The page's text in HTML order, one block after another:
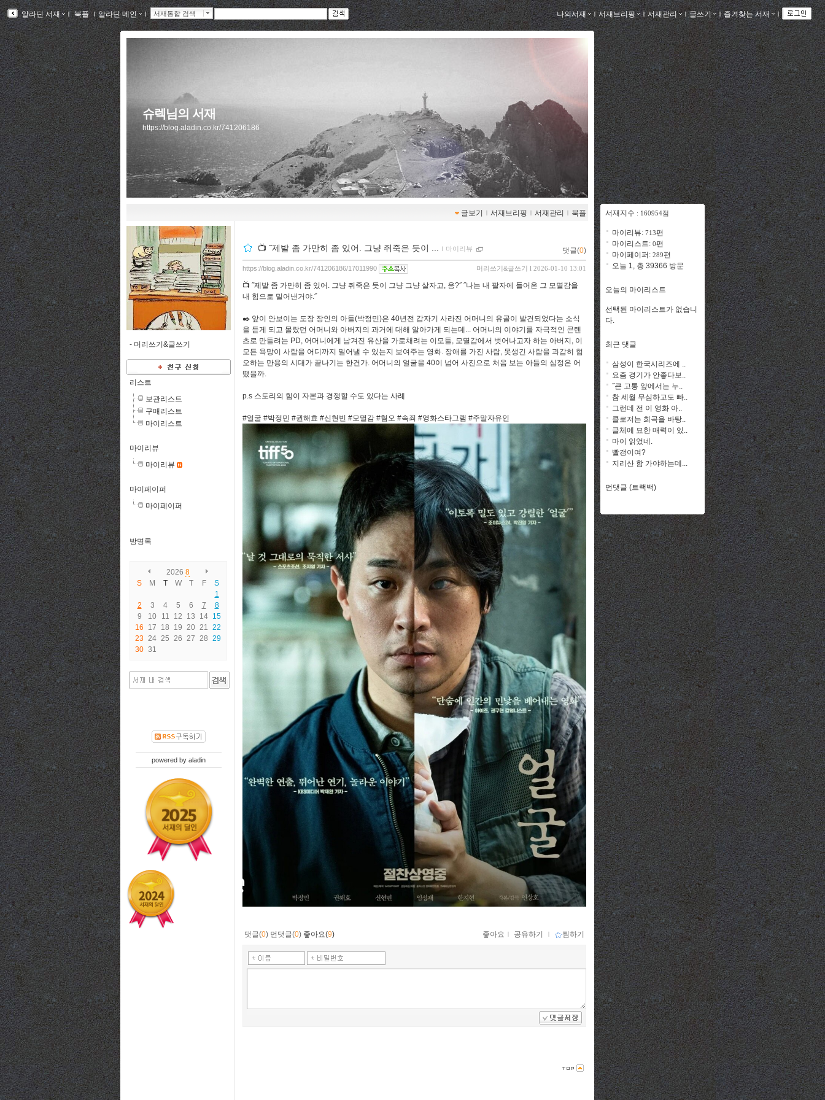
알라딘 서재 ｌ북플ｌ알라딘 메인 ｌ 서재통합 검색 나의서재 ｌ서재브리핑 ｌ서재관리 ｌ글쓰기 ｌ즐겨찾는 서재 ｌ
슈렉님의 서재
https://blog.aladin.co.kr/741206186
글보기 ｌ 서재브리핑 ｌ 서재관리 ｌ 북플
- 머리쓰기&글쓰기
리스트
보관리스트
구매리스트
마이리스트
마이리뷰
마이리뷰
마이페이퍼
마이페이퍼
방명록
2026 8
S
M T W T F
S
1
2
3 4 5 6 7
8
9
10 11 12 13 14 15
16
17 18 19 20 21 22
23 24 25 26 27 28 29
30 31
powered by aladin
📺 ˝제발 좀 가만히 좀 있어. 그냥 쥐죽은 듯이 ... ｌ 마이리뷰 댓글(0)
머리쓰기&글쓰기 l 2026-01-10 13:01
https://blog.aladin.co.kr/741206186/17011990
📺 ˝제발 좀 가만히 좀 있어. 그냥 쥐죽은 듯이 그냥 그냥 살자고, 응?˝ ˝나는 내 팔자에 들어온 그 모멸감을
내 힘으로 밀어낸거야.˝
✒️ 앞이 안보이는 도장 장인의 아들(박정민)은 40년전 갑자기 사라진 어머니의 유골이 발견되었다는 소식
을 듣게 되고 몰랐던 어머니와 아버지의 과거에 대해 알아가게 되는데... 어머니의 이야기를 자극적인 콘텐
츠로 만들려는 PD, 어머니에게 남겨진 유산을 가로채려는 이모들, 모멸감에서 벗어나고자 하는 아버지, 이
모든 욕망이 사람을 어디까지 밀어낼 수 있는지 보여주는 영화. 장애를 가진 사람, 못생긴 사람을 과감히 혐
오하는 만용의 시대가 끝나기는 한건가. 어머니의 얼굴을 40이 넘어 사진으로 처음 보는 아들의 심정은 어
땠을까.
p.s 스토리의 힘이 자본과 경쟁할 수도 있다는 사례
#얼굴 #박정민 #권해효 #신현빈 #모멸감 #혐오 #속죄 #영화스타그램 #주말자유인
댓글(0) 먼댓글(0) 좋아요(9) 좋아요 ｌ 공유하기 ｌ 찜하기
서재지수 : 160954점
마이리뷰: 713편
마이리스트: 0편
마이페이퍼: 289편
오늘 1, 총 39366 방문
오늘의 마이리스트
선택된 마이리스트가 없습니
다.
최근 댓글
삼성이 한국시리즈에 ..
요즘 경기가 안좋다보..
˝큰 고통 앞에서는 누..
참 세월 무심하고도 빠..
그런데 전 이 영화 아..
클로저는 희곡을 바탕..
글체에 묘한 매력이 있..
마이 읽었네.
빨갱이여?
지리산 함 가야하는데...
먼댓글 (트랙백)